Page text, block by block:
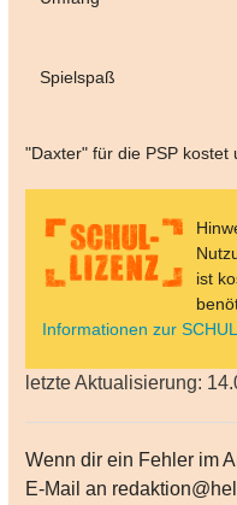
Spielspaß
"Daxter" für die PSP kostet
ist
Informationen zur
letzte Aktualisierung:
Wenn dir ein Fehler im
E-Mail an